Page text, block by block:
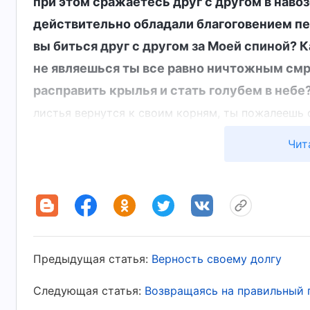
действительно обладали благоговением
вы биться друг с другом за Моей
не являешься ты все равно ничтожным
расправить крылья и стать голубем в
листья вернутся к своим корням, ты пожалеешь
процессе отбора я попытался
конкурента. Когда я видел некоторые
и не пытался помочь ему, а жаждал, чтобы
Предыдущая статья: Верность своему долгу
Следующая статья: Возвращаясь на правильный